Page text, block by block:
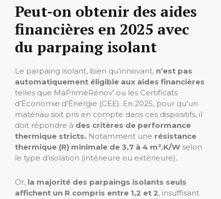
Peut-on obtenir des aides
financières en 2025 avec
du parpaing isolant
Le parpaing isolant, bien qu’innovant, n’est pas
automatiquement éligible aux aides financières
telles que MaPrimeRénov’ ou les Certificats
d’Économie d’Énergie (CEE). En 2025, pour qu’un
matériau soit pris en compte dans ces dispositifs, il
doit répondre à des critères de performance
thermique stricts. Notamment une résistance
thermique (R) minimale de 3,7 à 4 m².K/W selon
le type d’isolation (intérieure ou extérieure).
Or, la majorité des parpaings isolants seuls
affichent un R compris entre 1,2 et 2, insuffisant